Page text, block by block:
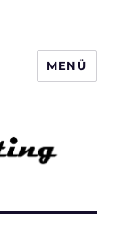
MENÜ